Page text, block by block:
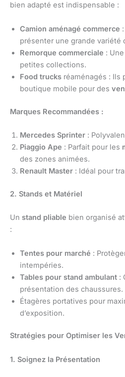
bien adapté est indispensable :
Camion aménagé commerce
présenter une grande variété
Remorque commerciale :
petites collections.
Food trucks réaménagés : Ils
boutique mobile pour des
Marques Recommandées :
Mercedes Sprinter :
Piaggio Ape : Parfait pour les
des zones animées.
Renault Master : Idéal pour
2. Stands et Matériel
Un stand pliable bien organisé
:
Tentes pour marché :
intempéries.
Tables pour stand ambulant :
présentation des chaussures.
Étagères portatives pour
d’exposition.
Stratégies pour Optimiser les
1. Soignez la Présentation